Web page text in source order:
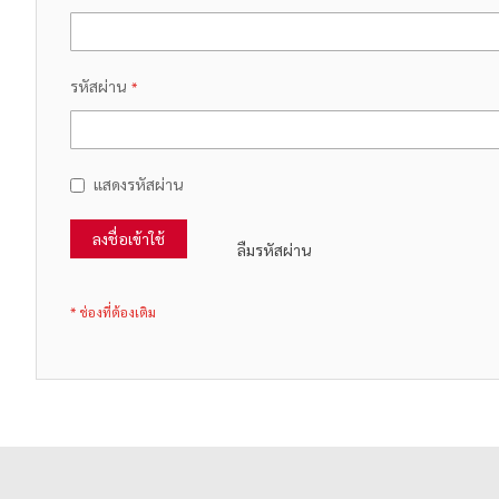
รหัสผ่าน
แสดงรหัสผ่าน
ลงชื่อเข้าใช้
ลืมรหัสผ่าน